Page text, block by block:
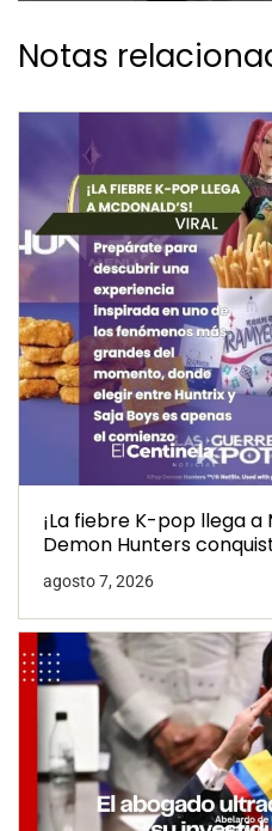
Notas
¡La fiebre K-pop llega a
Demon Hunters
agosto 7, 2026